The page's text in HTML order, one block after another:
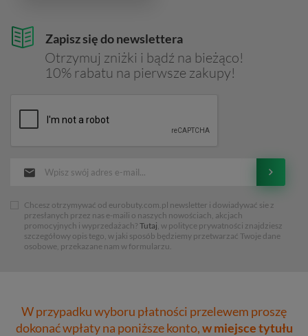
Zapisz się do newslettera
Otrzymuj zniżki i bądź na bieżąco!
10% rabatu na pierwsze zakupy!
Chcesz otrzymywać od eurobuty.com.pl newsletter i dowiadywać sie z
przesłanych przez nas e-maili o naszych nowościach, akcjach
promocyjnych i wyprzedażach? Tutaj, w polityce prywatności znajdziesz
szczegółowy opis tego, w jaki sposób będziemy przetwarzać Twoje dane
osobowe, przekazane nam w formularzu.
W przypadku wyboru płatności przelewem proszę
dokonać wpłaty na poniższe konto,w miejsce tytułu